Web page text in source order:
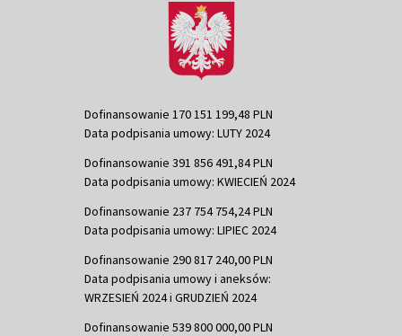
Dofinansowanie 170 151 199,48 PLN
Data podpisania umowy: LUTY 2024
Dofinansowanie 391 856 491,84 PLN
Data podpisania umowy: KWIECIEŃ 2024
Dofinansowanie 237 754 754,24 PLN
Data podpisania umowy: LIPIEC 2024
Dofinansowanie 290 817 240,00 PLN
Data podpisania umowy i aneksów:
WRZESIEŃ 2024 i GRUDZIEŃ 2024
Dofinansowanie 539 800 000,00 PLN